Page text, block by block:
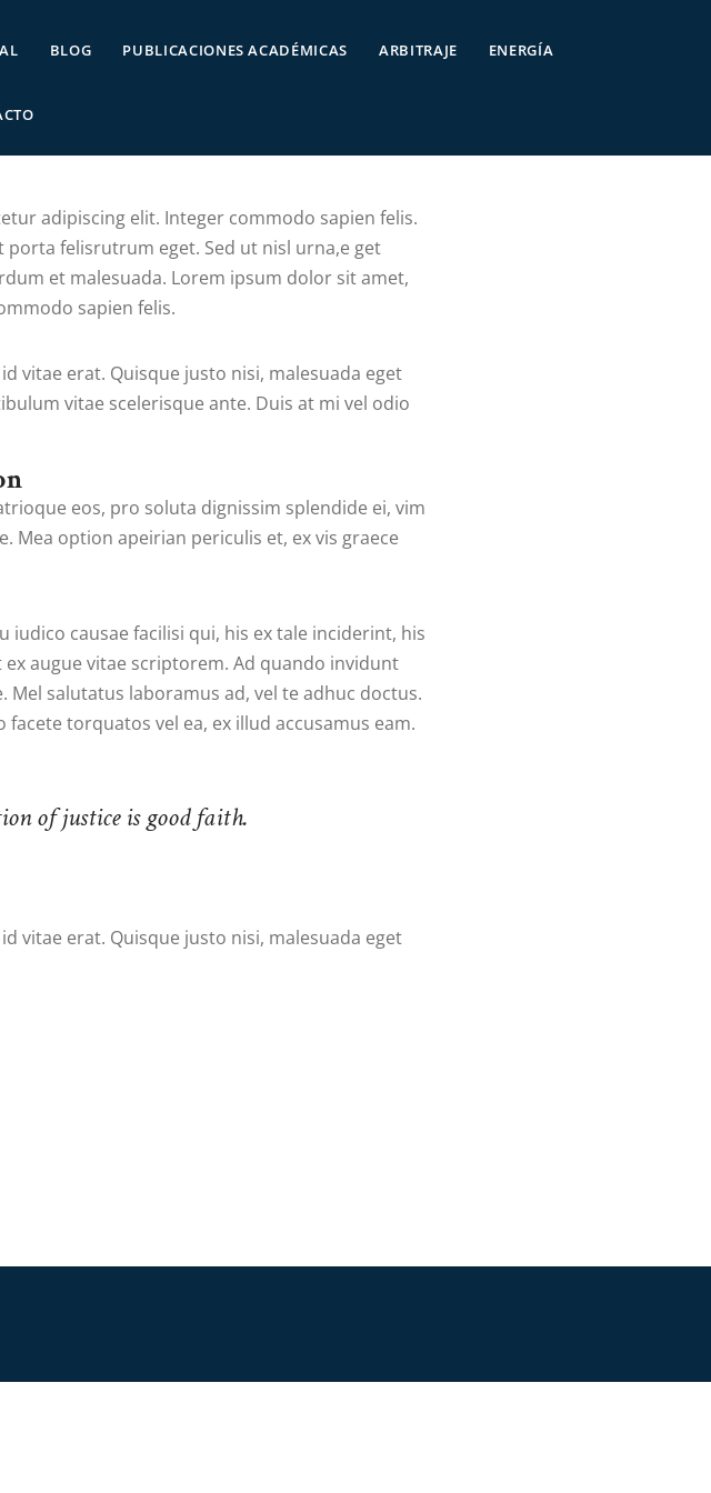
BLOG PUBLICACIONES ACADÉMICAS ARBITRAJE ENERGÍA
adipiscing elit. Integer commodo sapien felis.
felisrutrum eget. Sed ut nisl urna,e get
et malesuada. Lorem ipsum dolor sit amet,
sapien felis.
vitae erat. Quisque justo nisi, malesuada eget
vitae scelerisque ante. Duis at mi vel odio
eos, pro soluta dignissim splendide ei, vim
Mea option apeirian periculis et, ex vis graece
causae facilisi qui, his ex tale inciderint, his
augue vitae scriptorem. Ad quando invidunt
Mel salutatus laboramus ad, vel te adhuc doctus.
torquatos vel ea, ex illud accusamus eam.
of justice is good faith.
vitae erat. Quisque justo nisi, malesuada eget